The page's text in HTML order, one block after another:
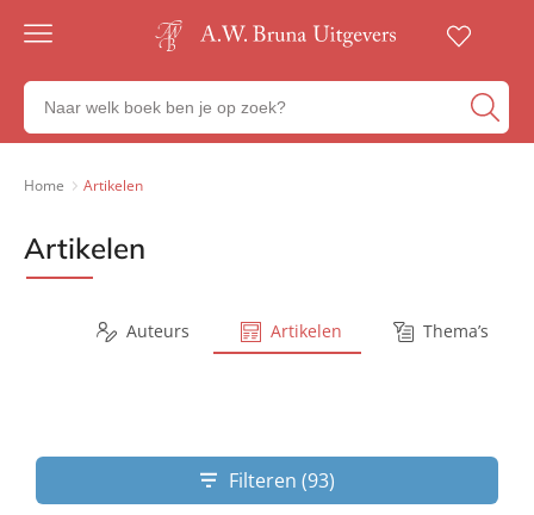
Gratis
23:00
besteld,
werkdag
Veilig
betalen
retourneren
Zoeken
naar
boeken,
Home Artikelen
Artikelen
Auteurs Artikelen Thema’s
Filteren (93)